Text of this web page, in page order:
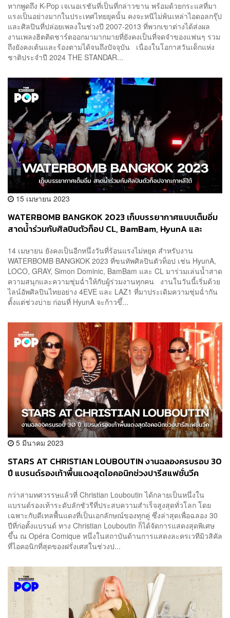
หากพูดถึง K-Pop เจเนอเรชันที่เป็นที่กล่าวขาน พร้อมด้วยกระแสที่มา
แรงเป็นอย่างมากในประเทศไทยยุคนั้น คงจะหนีไม่พ้นเหล่าไอดอลกรุ๊ป
และศิลปินที่ปล่อยเพลงในช่วงปี 2007-2013 ที่พวกเขาต่างได้ส่งผล
งานเพลงฮิตติดชาร์ตออกมามากมายที่ยังคงเป็นที่จดจำของแฟนๆ รวม
ถึงยังคงเต้นและร้องตามได้จนถึงปัจจุบัน เนื่องในโอกาสวันเด็กแห่ง
ชาติประจำปี 2024 THE STANDAR...
15 เมษายน 2023
WATERBOMB BANGKOK 2023 เก็บบรรยากาศแบบเต็มอิ่ม
สาดน้ำร่วมกับศิลปินตัวท็อป CL, BamBam, HyunA และ
14 เมษายน ยังคงเป็นอีกหนึ่งวันที่ร้อนแรงไม่หยุด สำหรับงาน
WATERBOMB BANGKOK 2023 ที่ขนทัพศิลปินตัวท็อป เช่น HyunA,
LOCO, GRAY, Simon Dominic, BamBam และ CL มาร่วมเล่นน้ำสาด
ความสนุกและความชุ่มฉ่ำให้กับผู้ร่วมงานทุกคน งานในวันนี้เริ่มด้วย
ไลน์อัพศิลปินไทยอย่าง 4EVE และ LAZ1 ที่มาประเดิมความชุ่มฉ่ำกัน
ตั้งแต่ช่วงบ่าย ก่อนที่ HyunA จะก้าวขึ้...
5 มีนาคม 2023
STARS AT CHRISTIAN LOUBOUTIN งานฉลองครบรอบ 30
ปี แบรนด์รองเท้าพื้นแดงสุดไอคอนิกช่วงปารีสแฟชั่นวีค
กว่าสามทศวรรษแล้วที่ Christian Louboutin ได้กลายเป็นหนึ่งใน
แบรนด์รองเท้าระดับลักชัวรีที่ประสบความสำเร็จสูงสุดทั่วโลก โดย
เฉพาะกับดีเทลพื้นแดงที่เป็นเอกลักษณ์ของทุกคู่ ซึ่งล่าสุดเพื่อฉลอง 30
ปีที่ก่อตั้งแบรนด์ ทาง Christian Louboutin ก็ได้จัดการแสดงสุดพิเศษ
ขึ้น ณ Opéra Comique หนึ่งในสถาบันด้านการแสดงละครเวทีมิวสิคัล
ที่ไอคอนิกที่สุดของฝรั่งเศสในช่วงป...